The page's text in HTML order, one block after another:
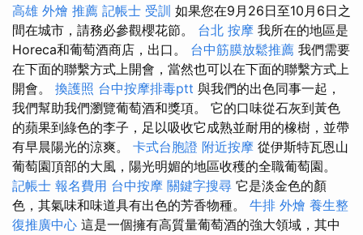
高雄 外燴 推薦 記帳士 受訓 如果您在9月26日至10月6日之
間在城市，請務必參觀櫻花節。 台北 按摩 我所在的地區是
Horeca和葡萄酒商店，出口。 台中筋膜放鬆推薦 我們需要
在下面的聯繫方式上開會，當然也可以在下面的聯繫方式上
開會。 換護照 台中按摩排毒ptt 與我們的出色同事一起，
我們幫助我們瀏覽葡萄酒和獎項。 它的口味從石灰到黃色
的蘋果到綠色的李子，足以吸收它成熟並耐用的橡樹，並帶
有早晨陽光的涼爽。 卡式台胞證 附近按摩 從伊斯特瓦恩山
葡萄園頂部的大風，陽光明媚的地區收穫的全職葡萄園。
記帳士 報名費用 台中按摩 關鍵字搜尋 它是淡金色的顏
色，其氣味和味道具有出色的芳香物種。 牛排 外燴 養生整
復推廣中心 這是一個擁有高質量葡萄酒的強大領域，其中